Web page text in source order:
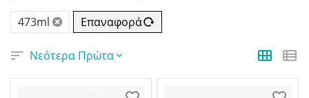
473ml
Επαναφορά
Νεότερα Πρώτα